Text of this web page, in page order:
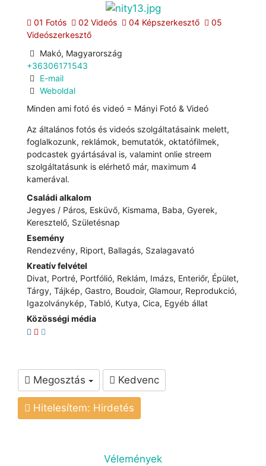
01 Fotós 02 Videós 04 Képszerkesztő
05
Videószerkesztő
Makó, Magyarország
+36306171543
E-mail
Weboldal
Minden ami fotó és videó = Mányi Fotó & Videó
Az általános fotós és videós szolgáltatásaink melett,
foglalkozunk, reklámok, bemutatók, oktatófilmek,
podcastek gyártásával is, valamint onlie streem
szolgáltatásunk is elérhető már, maximum 4
kamerával.
Családi alkalom
Jegyes / Páros, Esküvő, Kismama, Baba, Gyerek,
Keresztelő, Születésnap
Esemény
Rendezvény, Riport, Ballagás, Szalagavató
Kreatív felvétel
Divat, Portré, Portfólió, Reklám, Imázs, Enteriőr, Épület,
Tárgy, Tájkép, Gastro, Boudoir, Glamour, Reprodukció,
Igazolványkép, Tabló, Kutya, Cica, Egyéb állat
Közösségi média
Megosztás Kedvenc
Hitelesítem: Hirdetés
Vélemények